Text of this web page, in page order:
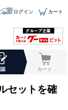
ログイン カート
カート
セットを確